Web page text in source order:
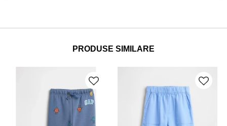
PRODUSE SIMILARE